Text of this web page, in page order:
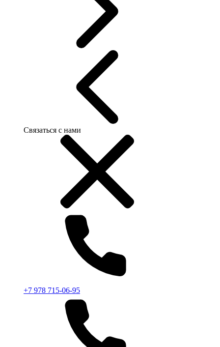
Связаться с нами
+7 978 715-06-95